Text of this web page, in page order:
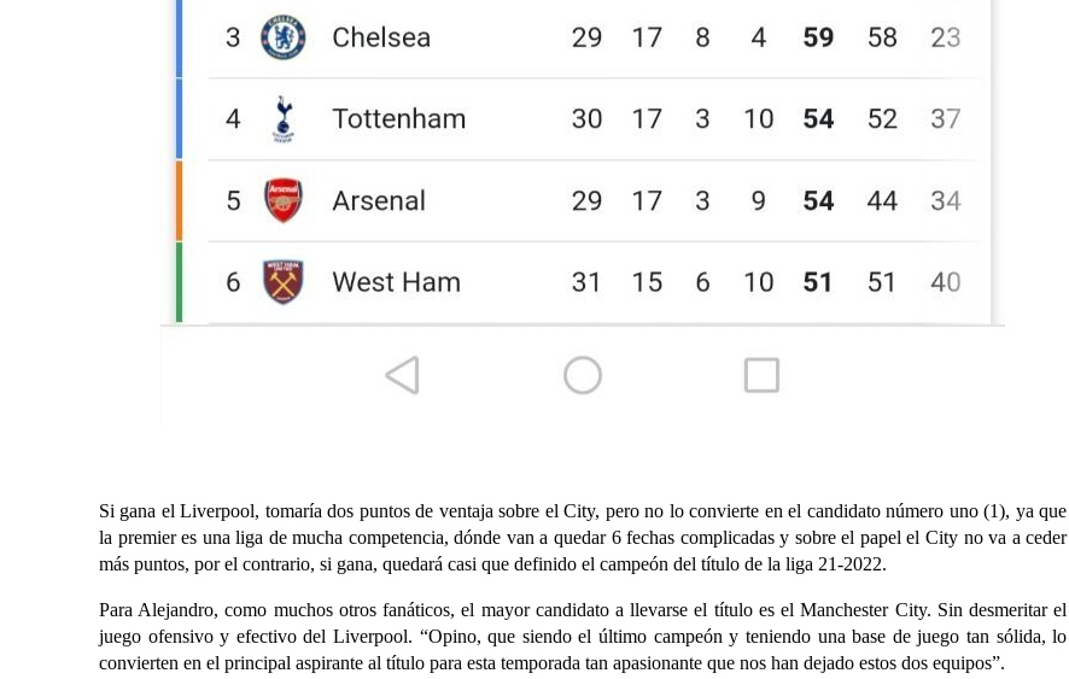
Si gana el Liverpool, tomaría dos puntos de ventaja sobre el City, pero no lo convierte en el candidato número uno (1), ya que
la premier es una liga de mucha competencia, dónde van a quedar 6 fechas complicadas y sobre el papel el City no va a ceder
más puntos, por el contrario, si gana, quedará casi que definido el campeón del título de la liga 21-2022.
Para Alejandro, como muchos otros fanáticos, el mayor candidato a llevarse el título es el Manchester City. Sin desmeritar el
juego ofensivo y efectivo del Liverpool. “Opino, que siendo el último campeón y teniendo una base de juego tan sólida, lo
convierten en el principal aspirante al título para esta temporada tan apasionante que nos han dejado estos dos equipos”.